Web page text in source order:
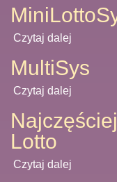
Czytaj dalej
MultiSys
Czytaj dalej
Lotto
Czytaj dalej